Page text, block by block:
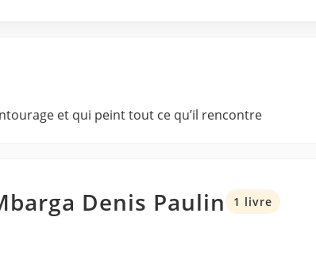
et qui peint tout ce qu’il rencontre
Denis Paulin 1 livre